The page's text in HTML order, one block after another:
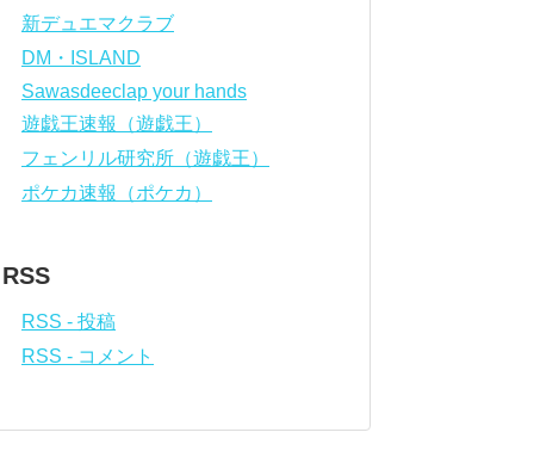
新デュエマクラブ
DM・ISLAND
Sawasdeeclap your hands
遊戯王速報（遊戯王）
フェンリル研究所（遊戯王）
ポケカ速報（ポケカ）
RSS
RSS - 投稿
RSS - コメント